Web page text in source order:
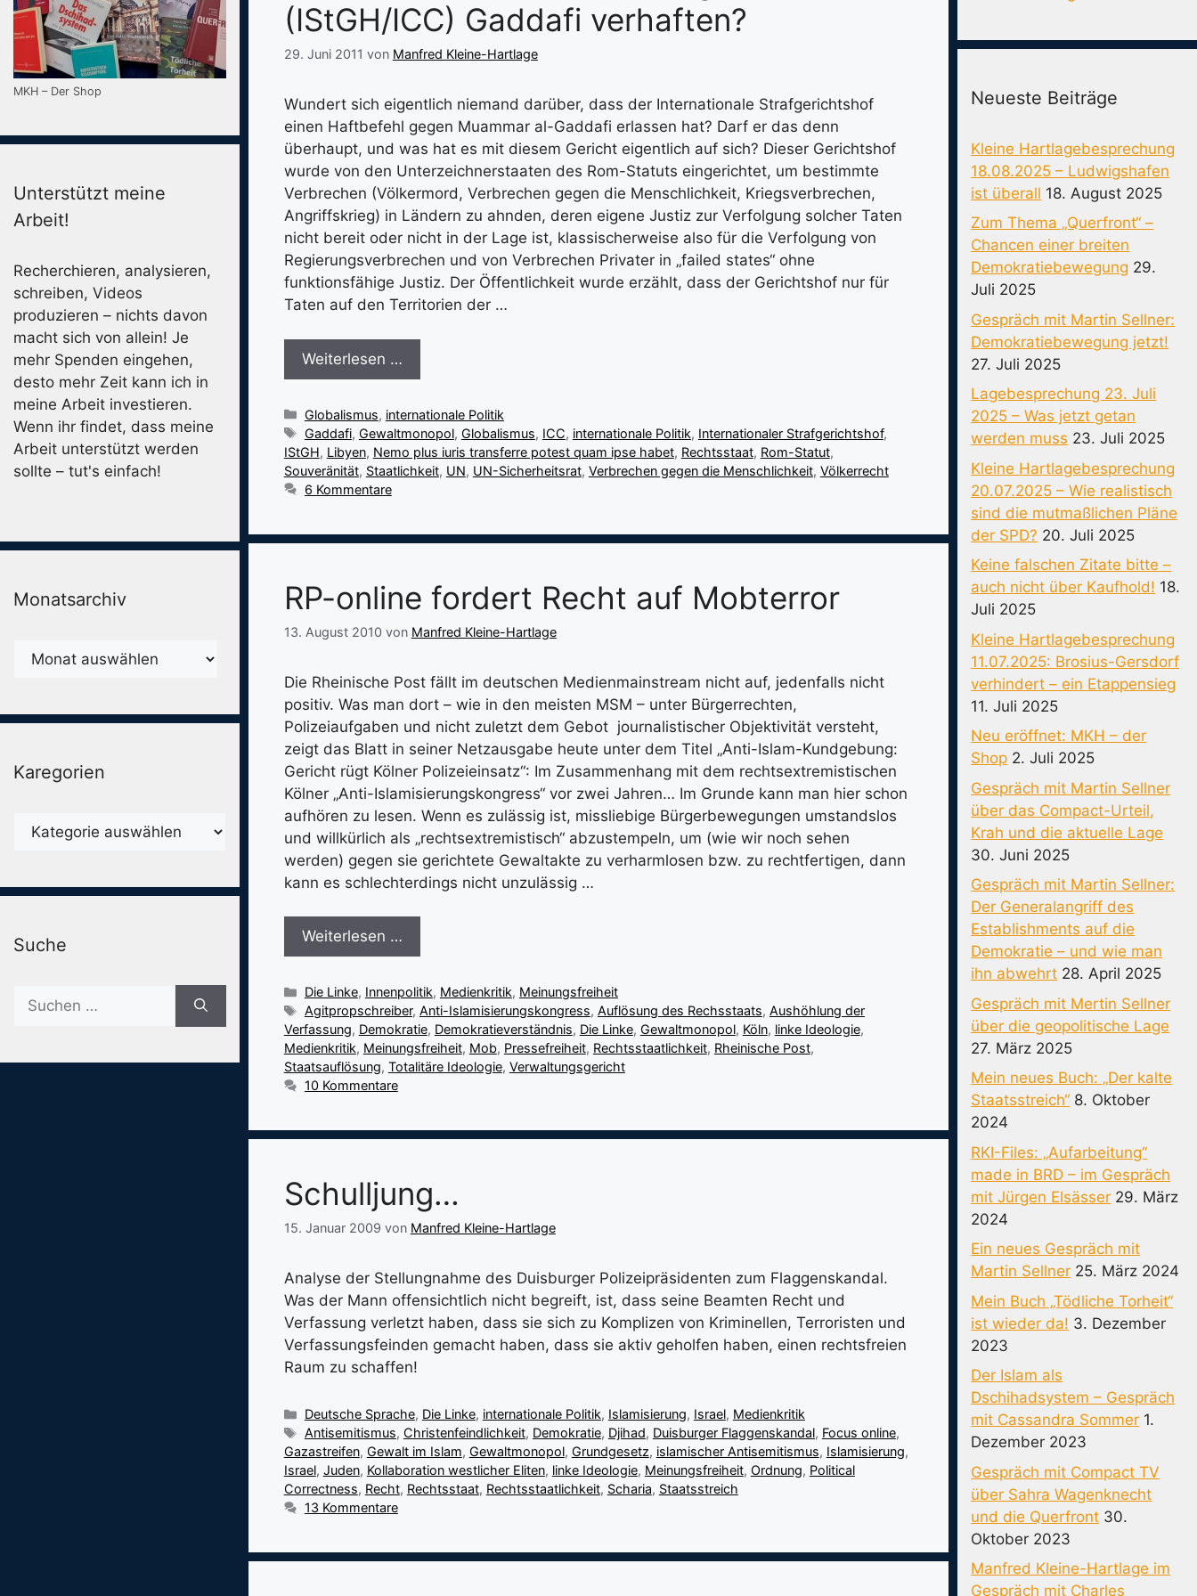
(IStGH/ICC) Gaddafi verhaften?
29. Juni 2011 von Manfred Kleine-Hartlage
Wundert sich eigentlich niemand darüber, dass der Internationale Strafgerichtshof
einen Haftbefehl gegen Muammar al-Gaddafi erlassen hat? Darf er das denn
überhaupt, und was hat es mit diesem Gericht eigentlich auf sich? Dieser Gerichtshof
wurde von den Unterzeichnerstaaten des Rom-Statuts eingerichtet, um bestimmte
Verbrechen (Völkermord, Verbrechen gegen die Menschlichkeit, Kriegsverbrechen,
Angriffskrieg) in Ländern zu ahnden, deren eigene Justiz zur Verfolgung solcher Taten
nicht bereit oder nicht in der Lage ist, klassischerweise also für die Verfolgung von
Regierungsverbrechen und von Verbrechen Privater in „failed states“ ohne
funktionsfähige Justiz. Der Öffentlichkeit wurde erzählt, dass der Gerichtshof nur für
Taten auf den Territorien der …
Weiterlesen …
Kategorien
Globalismus, internationale Politik
Schlagwörter
Gaddafi, Gewaltmonopol, Globalismus, ICC, internationale Politik, Internationaler Strafgerichtshof,
IStGH, Libyen, Nemo plus iuris transferre potest quam ipse habet, Rechtsstaat, Rom-Statut,
Souveränität, Staatlichkeit, UN, UN-Sicherheitsrat, Verbrechen gegen die Menschlichkeit, Völkerrecht
6 Kommentare
RP-online fordert Recht auf Mobterror
13. August 2010 von Manfred Kleine-Hartlage
Die Rheinische Post fällt im deutschen Medienmainstream nicht auf, jedenfalls nicht
positiv. Was man dort – wie in den meisten MSM – unter Bürgerrechten,
Polizeiaufgaben und nicht zuletzt dem Gebot journalistischer Objektivität versteht,
zeigt das Blatt in seiner Netzausgabe heute unter dem Titel „Anti-Islam-Kundgebung:
Gericht rügt Kölner Polizeieinsatz“: Im Zusammenhang mit dem rechtsextremistischen
Kölner „Anti-Islamisierungskongress“ vor zwei Jahren… Im Grunde kann man hier schon
aufhören zu lesen. Wenn es zulässig ist, missliebige Bürgerbewegungen umstandslos
und willkürlich als „rechtsextremistisch“ abzustempeln, um (wie wir noch sehen
werden) gegen sie gerichtete Gewaltakte zu verharmlosen bzw. zu rechtfertigen, dann
kann es schlechterdings nicht unzulässig …
Weiterlesen …
Kategorien
Die Linke, Innenpolitik, Medienkritik, Meinungsfreiheit
Schlagwörter
Agitpropschreiber, Anti-Islamisierungskongress, Auflösung des Rechsstaats, Aushöhlung der
Verfassung, Demokratie, Demokratieverständnis, Die Linke, Gewaltmonopol, Köln, linke Ideologie,
Medienkritik, Meinungsfreiheit, Mob, Pressefreiheit, Rechtsstaatlichkeit, Rheinische Post,
Staatsauflösung, Totalitäre Ideologie, Verwaltungsgericht
10 Kommentare
Schulljung…
15. Januar 2009 von Manfred Kleine-Hartlage
Analyse der Stellungnahme des Duisburger Polizeipräsidenten zum Flaggenskandal.
Was der Mann offensichtlich nicht begreift, ist, dass seine Beamten Recht und
Verfassung verletzt haben, dass sie sich zu Komplizen von Kriminellen, Terroristen und
Verfassungsfeinden gemacht haben, dass sie aktiv geholfen haben, einen rechtsfreien
Raum zu schaffen!
Kategorien
Deutsche Sprache, Die Linke, internationale Politik, Islamisierung, Israel, Medienkritik
Schlagwörter
Antisemitismus, Christenfeindlichkeit, Demokratie, Djihad, Duisburger Flaggenskandal, Focus online,
Gazastreifen, Gewalt im Islam, Gewaltmonopol, Grundgesetz, islamischer Antisemitismus, Islamisierung,
Israel, Juden, Kollaboration westlicher Eliten, linke Ideologie, Meinungsfreiheit, Ordnung, Political
Correctness, Recht, Rechtsstaat, Rechtsstaatlichkeit, Scharia, Staatsstreich
13 Kommentare
MKH – Der Shop
Unterstützt meine
Arbeit!
Recherchieren, analysieren,
schreiben, Videos
produzieren – nichts davon
macht sich von allein! Je
mehr Spenden eingehen,
desto mehr Zeit kann ich in
meine Arbeit investieren.
Wenn ihr findet, dass meine
Arbeit unterstützt werden
sollte – tut's einfach!
Monatsarchiv
Monatsarchiv
Karegorien
Karegorien
Suche
nach:
Neueste Beiträge
Kleine Hartlagebesprechung
18.08.2025 – Ludwigshafen
ist überall 18. August 2025
Zum Thema „Querfront“ –
Chancen einer breiten
Demokratiebewegung 29.
Juli 2025
Gespräch mit Martin Sellner:
Demokratiebewegung jetzt!
27. Juli 2025
Lagebesprechung 23. Juli
2025 – Was jetzt getan
werden muss 23. Juli 2025
Kleine Hartlagebesprechung
20.07.2025 – Wie realistisch
sind die mutmaßlichen Pläne
der SPD? 20. Juli 2025
Keine falschen Zitate bitte –
auch nicht über Kaufhold! 18.
Juli 2025
Kleine Hartlagebesprechung
11.07.2025: Brosius-Gersdorf
verhindert – ein Etappensieg
11. Juli 2025
Neu eröffnet: MKH – der
Shop 2. Juli 2025
Gespräch mit Martin Sellner
über das Compact-Urteil,
Krah und die aktuelle Lage
30. Juni 2025
Gespräch mit Martin Sellner:
Der Generalangriff des
Establishments auf die
Demokratie – und wie man
ihn abwehrt 28. April 2025
Gespräch mit Mertin Sellner
über die geopolitische Lage
27. März 2025
Mein neues Buch: „Der kalte
Staatsstreich“ 8. Oktober
2024
RKI-Files: „Aufarbeitung“
made in BRD – im Gespräch
mit Jürgen Elsässer 29. März
2024
Ein neues Gespräch mit
Martin Sellner 25. März 2024
Mein Buch „Tödliche Torheit“
ist wieder da! 3. Dezember
2023
Der Islam als
Dschihadsystem – Gespräch
mit Cassandra Sommer 1.
Dezember 2023
Gespräch mit Compact TV
über Sahra Wagenknecht
und die Querfront 30.
Oktober 2023
Manfred Kleine-Hartlage im
Gespräch mit Charles